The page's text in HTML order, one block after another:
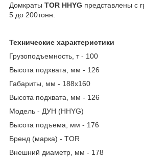
Домкраты TOR HHYG представлены с
5 до 200тонн.
Технические характеристики
Грузоподъемность, т - 100
Высота подхвата, мм - 126
Габариты, мм - 188x160
Высота подхвата, мм - 126
Модель - ДУН (HHYG)
Высота подъема, мм - 176
Бренд (марка) - TOR
Внешний диаметр, мм - 178